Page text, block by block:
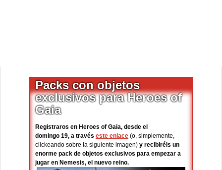
Packs con objetos
exclusivos para Heroes of
Gaia
Registraros en Heroes of Gaia, desde el
domingo 19, a través este enlace (o, simplemente,
clickeando sobre la siguiente imagen) y recibiréis un
enorme pack de objetos exclusivos para empezar a
jugar en Nemesis, el nuevo reino.